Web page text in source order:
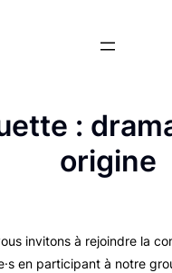
:
origine
invitons à rejoindre la
en participant à notre